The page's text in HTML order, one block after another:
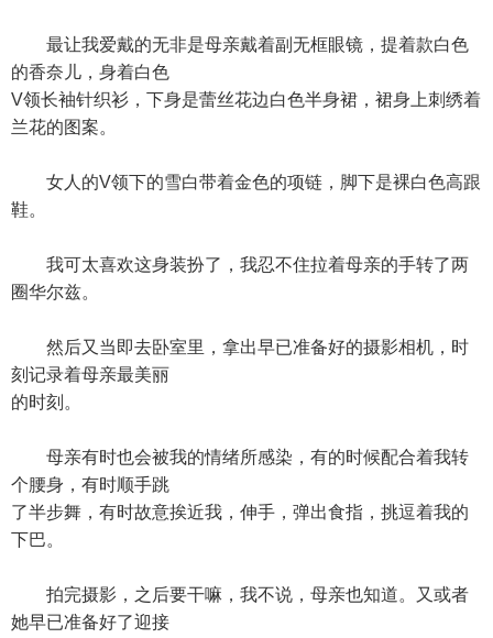
最让我爱戴的无非是母亲戴着副无框眼镜，提着款白色
的香奈儿，身着白色
V领长袖针织衫，下身是蕾丝花边白色半身裙，裙身上刺绣着
兰花的图案。
女人的V领下的雪白带着金色的项链，脚下是裸白色高跟
鞋。
我可太喜欢这身装扮了，我忍不住拉着母亲的手转了两
圈华尔兹。
然后又当即去卧室里，拿出早已准备好的摄影相机，时
刻记录着母亲最美丽
的时刻。
母亲有时也会被我的情绪所感染，有的时候配合着我转
个腰身，有时顺手跳
了半步舞，有时故意挨近我，伸手，弹出食指，挑逗着我的
下巴。
拍完摄影，之后要干嘛，我不说，母亲也知道。又或者
她早已准备好了迎接